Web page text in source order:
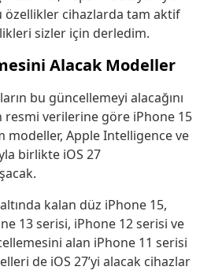
özellikler cihazlarda tam aktif
sizler için derledim.
Alacak Modeller
bu güncellemeyi alacağını
resmi verilerine göre iPhone 15
modeller, Apple Intelligence ve
birlikte iOS 27
kalan düz iPhone 15,
13 serisi, iPhone 12 serisi ve
alan iPhone 11 serisi
de iOS 27’yi alacak cihazlar